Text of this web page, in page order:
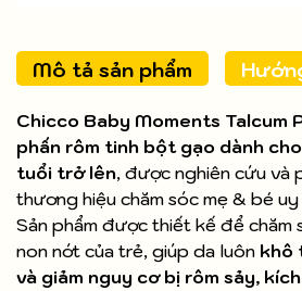
Mô tả sản phẩm
Chicco Baby Moments Talcum
phấn rôm tinh bột gạo dành
tuổi trở lên, được nghiên cứu và
thương hiệu chăm sóc mẹ & bé
Sản phẩm được thiết kế để chăm
non nớt của trẻ, giúp da luôn khô
và giảm nguy cơ bị rôm sảy,